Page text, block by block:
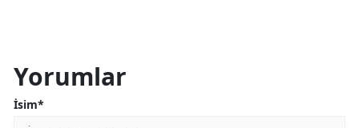
Yorumlar
İsim*